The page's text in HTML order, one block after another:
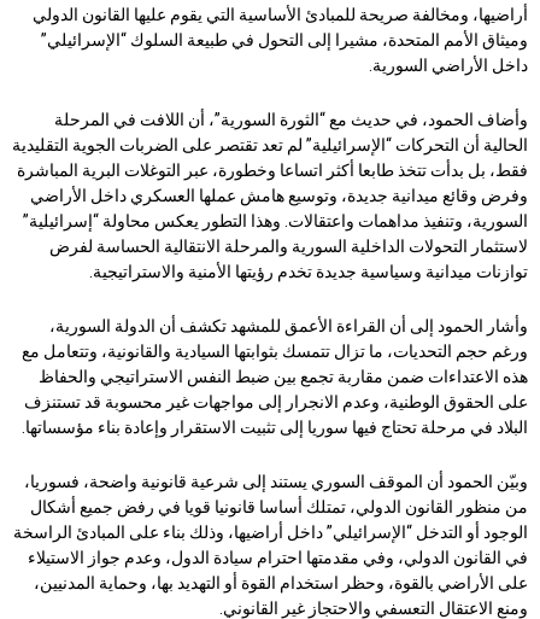
أراضيها، ومخالفة صريحة للمبادئ الأساسية التي يقوم عليها القانون الدولي
وميثاق الأمم المتحدة، مشيرا إلى التحول في طبيعة السلوك “الإسرائيلي”
داخل الأراضي السورية.
وأضاف الحمود، في حديث مع “الثورة السورية”، أن اللافت في المرحلة
الحالية أن التحركات “الإسرائيلية” لم تعد تقتصر على الضربات الجوية التقليدية
فقط، بل بدأت تتخذ طابعا أكثر اتساعا وخطورة، عبر التوغلات البرية المباشرة
وفرض وقائع ميدانية جديدة، وتوسيع هامش عملها العسكري داخل الأراضي
السورية، وتنفيذ مداهمات واعتقالات. وهذا التطور يعكس محاولة “إسرائيلية”
لاستثمار التحولات الداخلية السورية والمرحلة الانتقالية الحساسة لفرض
توازنات ميدانية وسياسية جديدة تخدم رؤيتها الأمنية والاستراتيجية.
وأشار الحمود إلى أن القراءة الأعمق للمشهد تكشف أن الدولة السورية،
ورغم حجم التحديات، ما تزال تتمسك بثوابتها السيادية والقانونية، وتتعامل مع
هذه الاعتداءات ضمن مقاربة تجمع بين ضبط النفس الاستراتيجي والحفاظ
على الحقوق الوطنية، وعدم الانجرار إلى مواجهات غير محسوبة قد تستنزف
البلاد في مرحلة تحتاج فيها سوريا إلى تثبيت الاستقرار وإعادة بناء مؤسساتها.
وبيّن الحمود أن الموقف السوري يستند إلى شرعية قانونية واضحة، فسوريا،
من منظور القانون الدولي، تمتلك أساسا قانونيا قويا في رفض جميع أشكال
الوجود أو التدخل “الإسرائيلي” داخل أراضيها، وذلك بناء على المبادئ الراسخة
في القانون الدولي، وفي مقدمتها احترام سيادة الدول، وعدم جواز الاستيلاء
على الأراضي بالقوة، وحظر استخدام القوة أو التهديد بها، وحماية المدنيين،
ومنع الاعتقال التعسفي والاحتجاز غير القانوني.